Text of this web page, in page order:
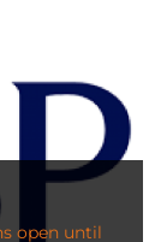
open until